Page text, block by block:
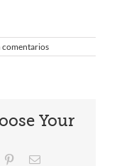
comentarios
Your
PinterestCorreo